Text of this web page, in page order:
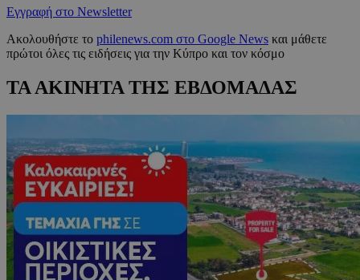
Εγγραφή στο Newsletter
Ακολουθήστε το philenews.com στο Google News και μάθετε
πρώτοι όλες τις ειδήσεις για την Κύπρο και τον κόσμο
ΤΑ ΑΚΙΝΗΤΑ ΤΗΣ ΕΒΔΟΜΑΔΑΣ